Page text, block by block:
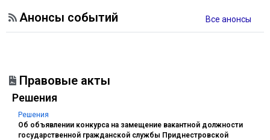
Анонсы событий Все анонсы
Правовые акты
Решения
Решения
Об объявлении конкурса на замещение вакантной должности
государственной гражданской службы Приднестровской